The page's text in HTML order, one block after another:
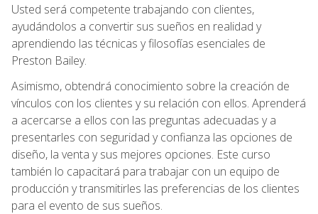
Usted será competente trabajando con clientes,
ayudándolos a convertir sus sueños en realidad y
aprendiendo las técnicas y filosofías esenciales de
Preston Bailey.
Asimismo, obtendrá conocimiento sobre la creación de
vínculos con los clientes y su relación con ellos. Aprenderá
a acercarse a ellos con las preguntas adecuadas y a
presentarles con seguridad y confianza las opciones de
diseño, la venta y sus mejores opciones. Este curso
también lo capacitará para trabajar con un equipo de
producción y transmitirles las preferencias de los clientes
para el evento de sus sueños.